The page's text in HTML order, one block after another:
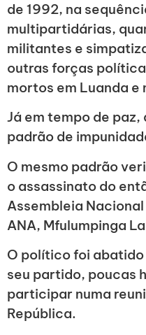
de 1992, na
multipartidárias,
militantes e
outras forças
mortos em Luanda
Já em tempo de
padrão de
O mesmo padrão
o assassinato do
Assembleia
ANA, Mfulumpinga
O político foi abatido
seu partido, poucas
participar numa
República.